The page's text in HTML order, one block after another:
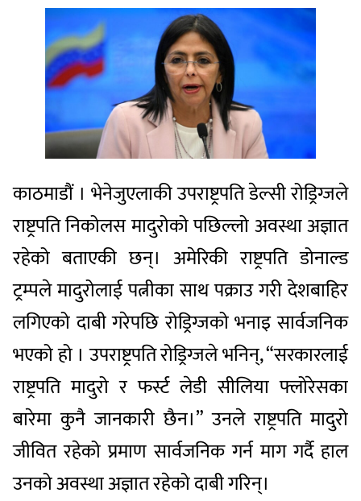
काठमाडौं । भेनेजुएलाकी उपराष्ट्रपति डेल्सी रोड्रिग्जले
राष्ट्रपति निकोलस मादुरोको पछिल्लो अवस्था अज्ञात
रहेको बताएकी छन्। अमेरिकी राष्ट्रपति डोनाल्ड
ट्रम्पले मादुरोलाई पत्नीका साथ पक्राउ गरी देशबाहिर
लगिएको दाबी गरेपछि रोड्रिग्जको भनाइ सार्वजनिक
भएको हो । उपराष्ट्रपति रोड्रिग्जले भनिन्, “सरकारलाई
राष्ट्रपति मादुरो र फर्स्ट लेडी सीलिया फ्लोरेसका
बारेमा कुनै जानकारी छैन।” उनले राष्ट्रपति मादुरो
जीवित रहेको प्रमाण सार्वजनिक गर्न माग गर्दै हाल
उनको अवस्था अज्ञात रहेको दाबी गरिन्।